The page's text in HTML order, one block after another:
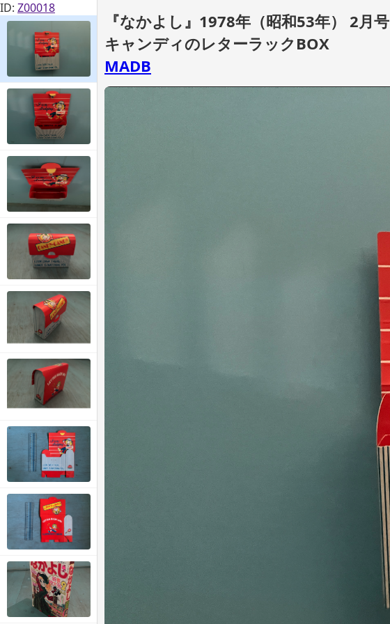
ID: Z00018
『なかよし』1978年（昭和53年） 2月号
キャンディのレターラックBOX
MADB